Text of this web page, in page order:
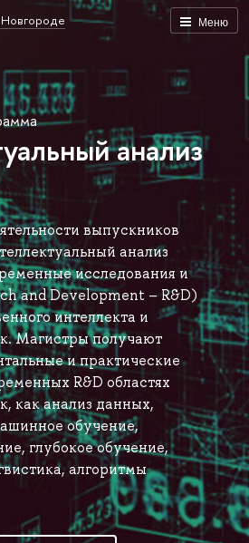
Меню
анализ
выпускников
анализ
исследования и
and Development – R&D)
интеллекта и
Магистры получают
и практические
R&D областях
как анализ данных,
обучение,
глубокое обучение,
алгоритмы